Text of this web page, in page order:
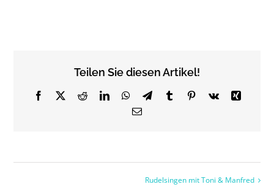
Teilen Sie diesen Artikel!
Facebook
X RedditLinkedInWhatsApp
TelegramTumblrPinterest
Vk
Xing
Email
Rudelsingen mit Toni & Manfred